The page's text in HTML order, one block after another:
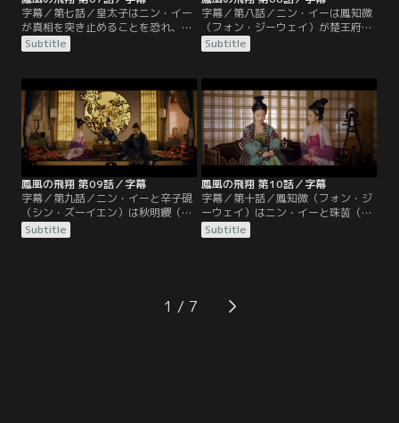
字幕／第七話／皇太子はニン・イー
が真相を突き止めることを恐れ、秋
明纓（チウ・ミンイン）が夫を裏切
った顧衍（グー・イエン）に復讐す
明纓は鳳知微（フォン・ジーウェ
イ）と鳳皓（フォン・ハオ）を連れ
て逃れようとしたが結局囚われてし
まう。
Subtitle
字幕／第八話／ニン・イーは鳳知微
（フォン・ジーウェイ）が楚王府を
離れたことに気づき、彼女を探すこ
とに。金羽衛を訪れた鳳知微は顧衍
明纓（チウ・ミンイン）とその子供
たちを救うよう懇願し、救えたなら
ば忠誠を誓うと宣言する。ニン・イ
ーは秋明纓と鳳皓（フォン・ハオ）
を救出すると鳳知微にも約束。
Subtitle
鳳凰の飛翔 第09話／字幕
字幕／第九話／ニン・イーと辛子硯
（シン・ズーイエン）は秋明纓（チ
ウ・ミンイン）一家を救うため、告
発状を利用し、皇太子に寧研（ニ
を解放する。秋明纓に絶縁された鳳
知微は男装し「魏知（ウェイ・ジ
Subtitle
鳳凰の飛翔 第10話／字幕
字幕／第十話／鳳知微（フォン・ジ
ーウェイ）はニン・イーと珠茵（ジ
ューイン）が2人とも、8年前の巫蠱
事件で家族を失ったことを知る。ニ
ン・ハイ）に不信感を持った皇太子
は、辛子硯（シン・ズーイエン）に
Subtitle
1